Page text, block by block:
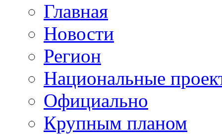
Главная
Новости
Регион
Национальные
Официально
Крупным планом